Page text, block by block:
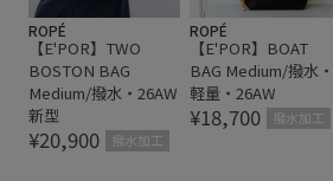
ROPÉ
【E'POR】TWO
BOSTON BAG
Medium/撥水・26AW
新型
¥20,900 撥水加工
ROPÉ
【E'POR】BOAT
BAG Medium/撥水・
軽量・26AW
¥18,700 撥水加工